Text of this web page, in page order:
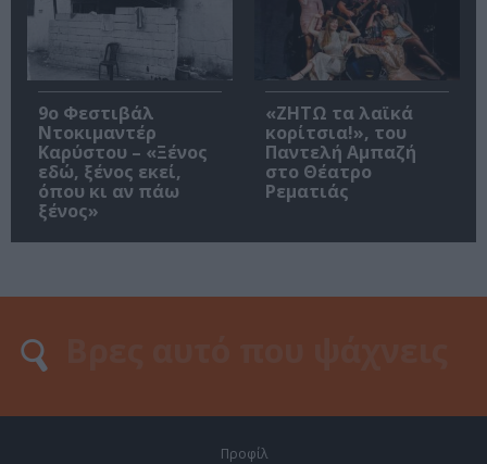
9ο Φεστιβάλ
Ντοκιμαντέρ
Καρύστου – «Ξένος
εδώ, ξένος εκεί,
όπου κι αν πάω
ξένος»
«ΖΗΤΩ τα λαϊκά
κορίτσια!», του
Παντελή Αμπαζή
στο Θέατρο
Ρεματιάς
Προφίλ